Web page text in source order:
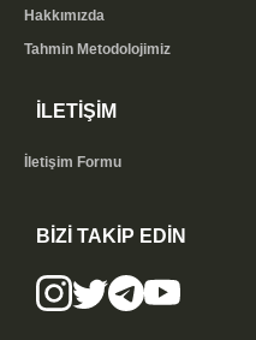
Hakkımızda
Tahmin Metodolojimiz
İLETİŞİM
İletişim Formu
BİZİ TAKİP EDİN